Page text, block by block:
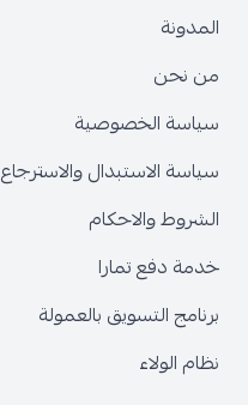
المدونة
من نحن
سياسة الخصوصية
سياسة الاستبدال والاسترجاع
الشروط والاحكام
خدمة دفع تمارا
برنامج التسويق بالعمولة
نظام الولاء